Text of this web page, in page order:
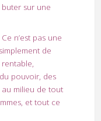
sur une
n’est pas une
de
pouvoir, des
milieu de tout
et tout ce